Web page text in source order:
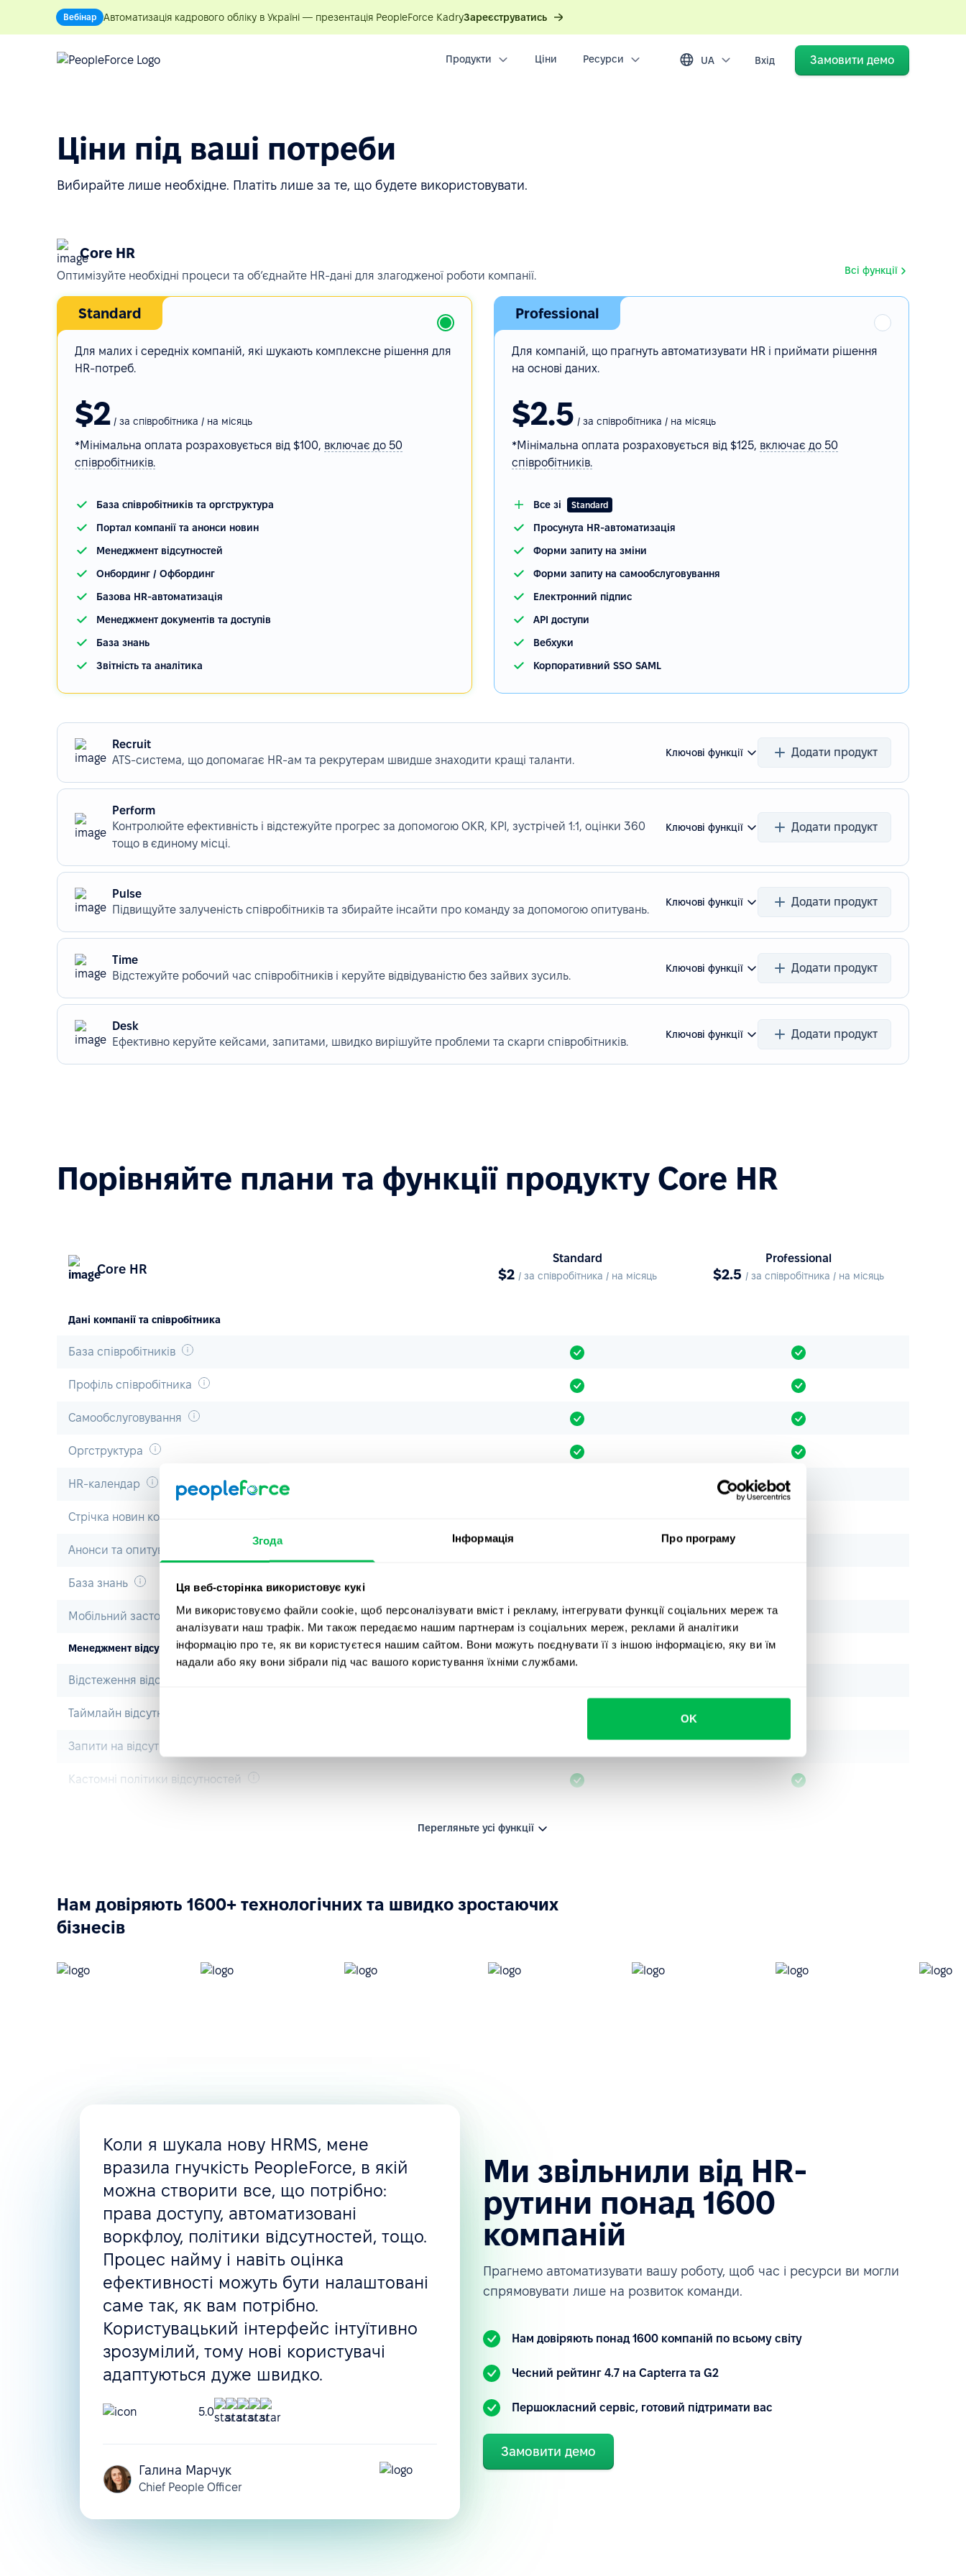
Згода Інформація Про програму
Ця веб-сторінка використовує кукі
Ми використовуємо файли cookie, щоб персоналізувати вміст і рекламу, інтегрувати функції соціальних мереж та
аналізувати наш трафік. Ми також передаємо нашим партнерам із соціальних мереж, реклами й аналітики
інформацію про те, як ви користуєтеся нашим сайтом. Вони можуть поєднувати її з іншою інформацією, яку ви їм
надали або яку вони зібрали під час вашого користування їхніми службами.
OK
Вебінар Автоматизація кадрового обліку в Україні — презентація PeopleForce KadryЗареєструватись
Продукти Ціни Ресурси UA Вхід Замовити демо
Ціни під ваші потреби
Вибирайте лише необхідне. Платіть лише за те, що будете використовувати.
Core HR
Всі функції
Оптимізуйте необхідні процеси та обʼєднайте HR-дані для злагодженої роботи компанії.
Standard
Для малих і середніх компаній, які шукають комплексне рішення для
HR-потреб.
$2 / за співробітника / на місяць
*Мінімальна оплата розраховується від $100, включає до 50
співробітників.
База співробітників та оргструктура
Портал компанії та анонси новин
Менеджмент відсутностей
Онбординг / Офбординг
Базова HR-автоматизація
Менеджмент документів та доступів
База знань
Звітність та аналітика
Professional
Для компаній, що прагнуть автоматизувати HR і приймати рішення
на основі даних.
$2.5 / за співробітника / на місяць
*Мінімальна оплата розраховується від $125, включає до 50
співробітників.
Все зі Standard
Просунута HR-автоматизація
Форми запиту на зміни
Форми запиту на самообслуговування
Електронний підпис
API доступи
Вебхуки
Корпоративний SSO SAML
Recruit
ATS-система, що допомагає HR-ам та рекрутерам швидше знаходити кращі таланти.
Ключові функції Додати продукт
Perform
Контролюйте ефективність і відстежуйте прогрес за допомогою OKR, KPI, зустрічей 1:1, оцінки 360
тощо в єдиному місці.
Ключові функції Додати продукт
Pulse
Підвищуйте залученість співробітників та збирайте інсайти про команду за допомогою опитувань.
Ключові функції Додати продукт
Time
Відстежуйте робочий час співробітників і керуйте відвідуваністю без зайвих зусиль.
Ключові функції Додати продукт
Desk
Ефективно керуйте кейсами, запитами, швидко вирішуйте проблеми та скарги співробітників.
Ключові функції Додати продукт
Порівняйте плани та функції продукту Core HR
Core HR
Standard
$2 / за співробітника / на місяць
Professional
$2.5 / за співробітника / на місяць
Дані компанії та співробітника
База співробітників
Профіль співробітника
Самообслуговування
Оргструктура
HR-календар
Стрічка новин компанії
Анонси та опитування
База знань
Мобільний застосунок
Менеджмент відсутностей
Відстеження відсутностей
Таймлайн відсутностей
Запити на відсутність та їхнє затвердження
Кастомні політики відсутностей
Офбординг
Управління завданнями
Управління компенсаціями
Персоналізація
Кастомні ролі та дозволи
Кастомні поля співробітників
Кастомні сповіщення
Звітність
Імпорт та експорт різноманітних даних
Звітність та аналітика
Форми та автоматизація HR-воркфлоу
Базові воркфлоу
Просунуті воркфлоу
Перегляньте усі функції
Нам довіряють 1600+ технологічних та швидко зростаючих
бізнесів
Коли я шукала нову HRMS, мене
вразила гнучкість PeopleForce, в якій
можна створити все, що потрібно:
права доступу, автоматизовані
воркфлоу, політики відсутностей, тощо.
Процес найму і навіть оцінка
ефективності можуть бути налаштовані
саме так, як вам потрібно.
Користувацький інтерфейс інтуїтивно
зрозумілий, тому нові користувачі
адаптуються дуже швидко.
5.0
Галина Марчук
Chief People Officer
Ми звільнили від HR-
рутини понад 1600
компаній
Прагнемо автоматизувати вашу роботу, щоб час і ресурси ви могли
спрямовувати лише на розвиток команди.
Нам довіряють понад 1600 компаній по всьому світу
Чесний рейтинг 4.7 на Capterra та G2
Першокласний сервіс, готовий підтримати вас
Замовити демо